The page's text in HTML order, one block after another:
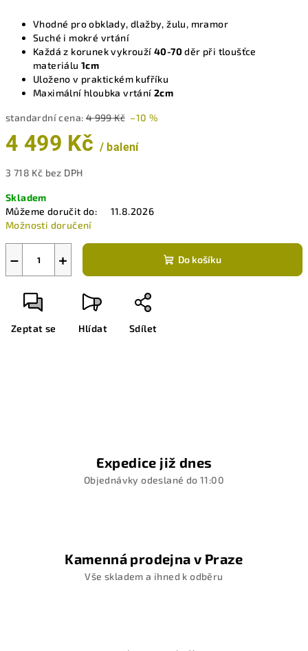
Vhodné pro obklady, dlažby, žulu, mramor
Suché i mokré vrtání
Každá z korunek vykrouží 40-70děr při tloušťce
materiálu1cm
Uloženo v praktickém kufříku
Maximální hloubka vrtání 2cm
standardní cena: 4 999 Kč –10 %
4 499 Kč / balení
3 718 Kč bez DPH
cena:
Skladem
Můžeme doručit do:
11.8.2026
Možnosti doručení
+
− Do košíku
Zeptat se Hlídat Sdílet
Expedice již dnes
Objednávky odeslané do 11:00
Kamenná prodejna v Praze
Vše skladem a ihned k odběru